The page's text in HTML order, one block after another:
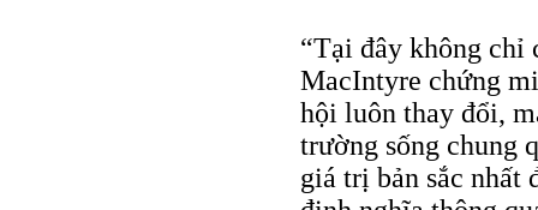
“Tại đây không chỉ
MacIntyre chứng
hội luôn thay đổi,
trường sống chung
giá trị bản sắc nhất